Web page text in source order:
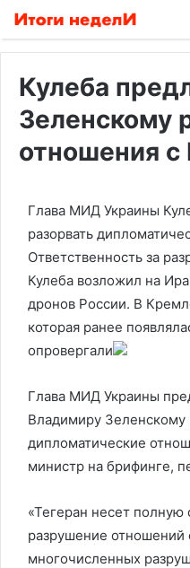
Кулеба
Зеленскому
отношения
Глава МИД Украины
разорвать
Ответственность за
Кулеба возложил на
дронов России. В
которая ранее
опровергали
Глава МИД Украины
Владимиру Зеленскому
дипломатические
министр на брифинге,
«Тегеран несет полную
разрушение отношений
многочисленных